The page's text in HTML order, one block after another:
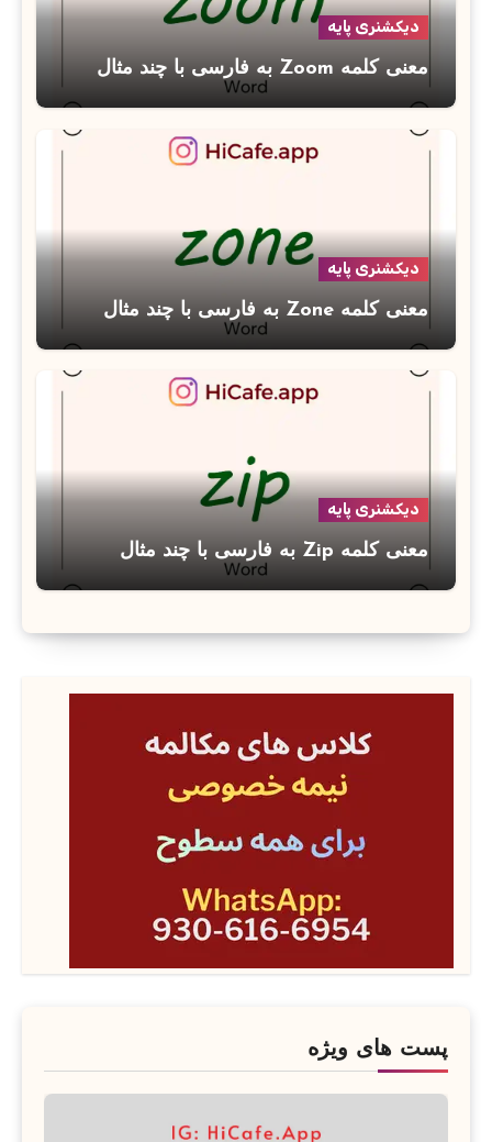
دیکشنری پایه
معنی کلمه Zoom به فارسی با چند مثال
دیکشنری پایه
معنی کلمه Zone به فارسی با چند مثال
دیکشنری پایه
معنی کلمه Zip به فارسی با چند مثال
پست های ویژه